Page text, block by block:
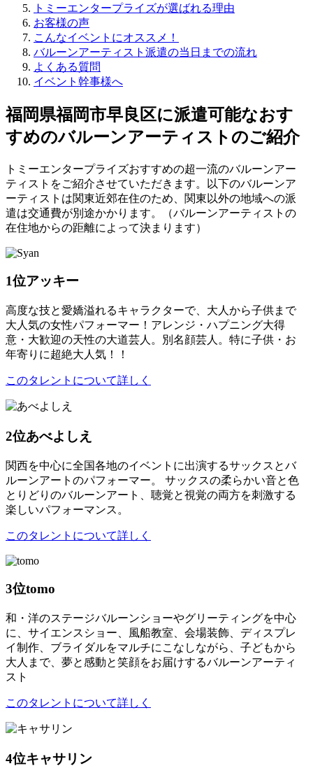
トミーエンタープライズが選ばれる理由
お客様の声
こんなイベントにオススメ！
バルーンアーティスト派遣の当日までの流れ
よくある質問
イベント幹事様へ
福岡県福岡市早良区に派遣可能なおす
すめのバルーンアーティストのご紹介
トミーエンタープライズおすすめの超一流のバルーンアー
ティストをご紹介させていただきます。以下のバルーンア
ーティストは関東近郊在住のため、関東以外の地域への派
遣は交通費が別途かかります。（バルーンアーティストの
在住地からの距離によって決まります）
1位アッキー
高度な技と愛嬌溢れるキャラクターで、大人から子供まで
大人気の女性パフォーマー！アレンジ・ハプニング大得
意・大歓迎の天性の大道芸人。別名顔芸人。特に子供・お
年寄りに超絶大人気！！
このタレントについて詳しく
2位あべよしえ
関西を中心に全国各地のイベントに出演するサックスとバ
ルーンアートのパフォーマー。 サックスの柔らかい音と色
とりどりのバルーンアート、聴覚と視覚の両方を刺激する
楽しいパフォーマンス。
このタレントについて詳しく
3位tomo
和・洋のステージバルーンショーやグリーティングを中心
に、サイエンスショー、風船教室、会場装飾、ディスプレ
イ制作、ブライダルをマルチにこなしながら、子どもから
大人まで、夢と感動と笑顔をお届けするバルーンアーティ
スト
このタレントについて詳しく
4位キャサリン